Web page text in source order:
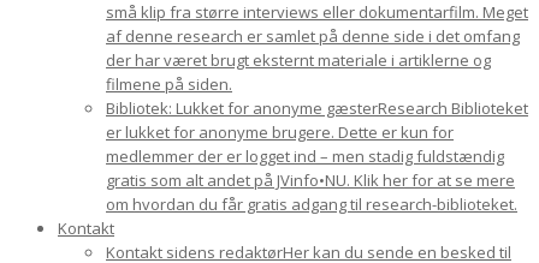
små klip fra større interviews eller dokumentarfilm. Meget
af denne research er samlet på denne side i det omfang
der har været brugt eksternt materiale i artiklerne og
filmene på siden.
Bibliotek: Lukket for anonyme gæsterResearch Biblioteket
er lukket for anonyme brugere. Dette er kun for
medlemmer der er logget ind – men stadig fuldstændig
gratis som alt andet på JVinfo•NU. Klik her for at se mere
om hvordan du får gratis adgang til research-biblioteket.
Kontakt
Kontakt sidens redaktørHer kan du sende en besked til